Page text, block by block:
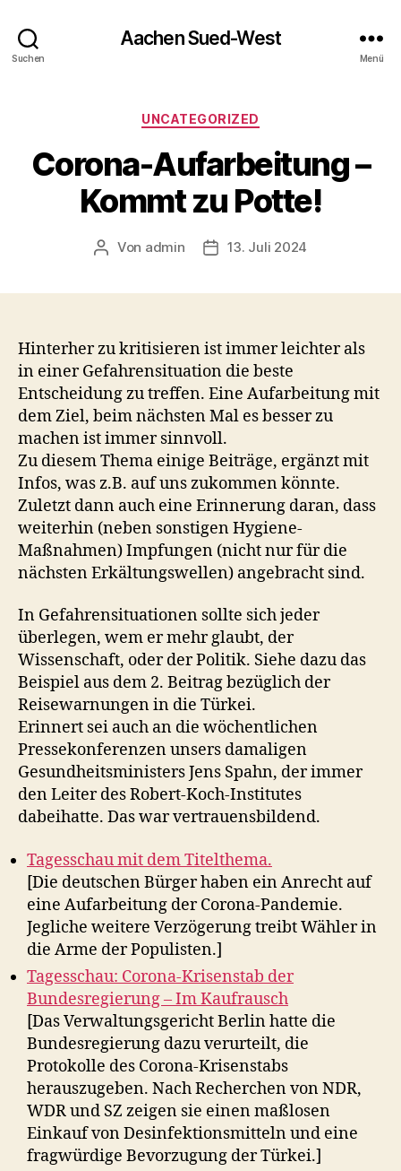
Suchen
Aachen Sued-West
Menü
Kategorien
UNCATEGORIZED
Corona-Aufarbeitung –
Kommt zu Potte!
Beitragsautor
Von admin Veröffentlichungsdatum
13. Juli 2024
Hinterher zu kritisieren ist immer leichter als
in einer Gefahrensituation die beste
Entscheidung zu treffen. Eine Aufarbeitung mit
dem Ziel, beim nächsten Mal es besser zu
machen ist immer sinnvoll.
Zu diesem Thema einige Beiträge, ergänzt mit
Infos, was z.B. auf uns zukommen könnte.
Zuletzt dann auch eine Erinnerung daran, dass
weiterhin (neben sonstigen Hygiene-
Maßnahmen) Impfungen (nicht nur für die
nächsten Erkältungswellen) angebracht sind.
In Gefahrensituationen sollte sich jeder
überlegen, wem er mehr glaubt, der
Wissenschaft, oder der Politik. Siehe dazu das
Beispiel aus dem 2. Beitrag bezüglich der
Reisewarnungen in die Türkei.
Erinnert sei auch an die wöchentlichen
Pressekonferenzen unsers damaligen
Gesundheitsministers Jens Spahn, der immer
den Leiter des Robert-Koch-Institutes
dabeihatte. Das war vertrauensbildend.
Tagesschau mit dem Titelthema.
[Die deutschen Bürger haben ein Anrecht auf
eine Aufarbeitung der Corona-Pandemie.
Jegliche weitere Verzögerung treibt Wähler in
die Arme der Populisten.]
Tagesschau: Corona-Krisenstab der
Bundesregierung – Im Kaufrausch
[Das Verwaltungsgericht Berlin hatte die
Bundesregierung dazu verurteilt, die
Protokolle des Corona-Krisenstabs
herauszugeben. Nach Recherchen von NDR,
WDR und SZ zeigen sie einen maßlosen
Einkauf von Desinfektionsmitteln und eine
fragwürdige Bevorzugung der Türkei.]